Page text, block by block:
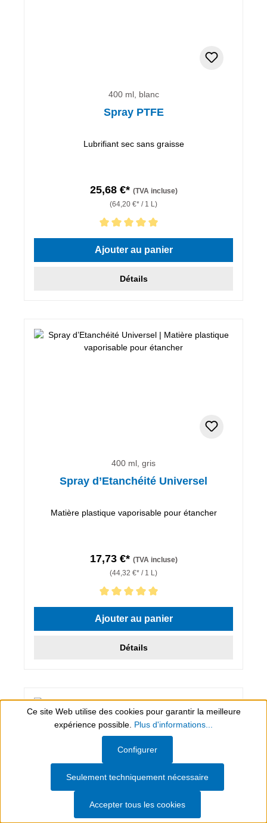
400 ml, blanc
Spray PTFE
Lubrifiant sec sans graisse
25,68 €* (TVA incluse)
(64,20 €* / 1 L)
Note moyenne de 5 sur 5 étoiles
Ajouter au panier
Détails
400 ml, gris
Spray d’Etanchéité Universel
Matière plastique vaporisable pour étancher
17,73 €* (TVA incluse)
(44,32 €* / 1 L)
Note moyenne de 5 sur 5 étoiles
Ajouter au panier
Détails
Ce site Web utilise des cookies pour garantir la meilleure
expérience possible. Plus d'informations...
Seulement techniquement nécessaire
Configurer
Accepter tous les cookies